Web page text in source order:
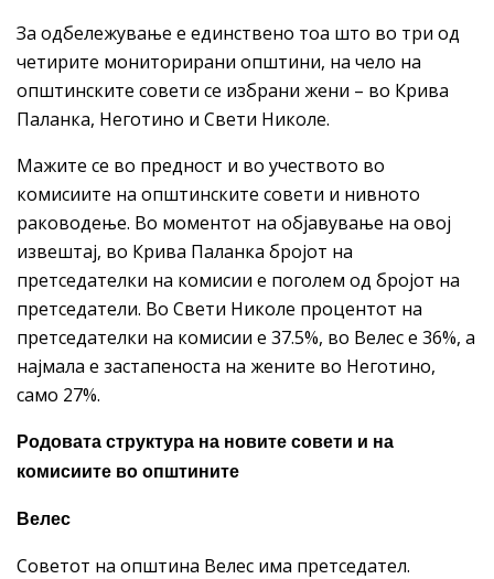
За одбележување е единствено тоа што во три од
четирите мониторирани општини, на чело на
општинските совети се избрани жени – во Крива
Паланка, Неготино и Свети Николе.
Мажите се во предност и во учеството во
комисиите на општинските совети и нивното
раководење. Во моментот на објавување на овој
извештај, во Крива Паланка бројот на
претседателки на комисии е поголем од бројот на
претседатели. Во Свети Николе процентот на
претседателки на комисии е 37.5%, во Велес е 36%, а
најмала е застапеноста на жените во Неготино,
само 27%.
Родовата структура на новите совети и на
комисиите во општините
Велес
Советот на општина Велес има претседател.